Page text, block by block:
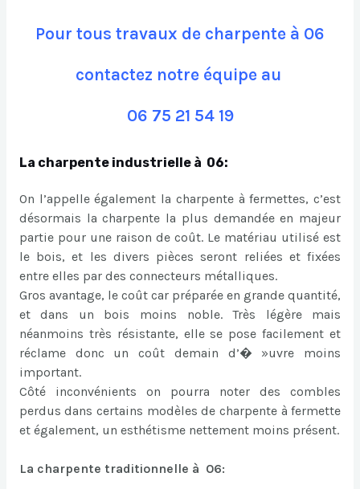
Pour tous travaux de charpente à 06
contactez notre équipe au
06 75 21 54 19
La charpente industrielle à 06:
On l’appelle également la charpente à fermettes, c’est
désormais la charpente la plus demandée en majeur
partie pour une raison de coût. Le matériau utilisé est
le bois, et les divers pièces seront reliées et fixées
entre elles par des connecteurs métalliques.
Gros avantage, le coût car préparée en grande quantité,
et dans un bois moins noble. Très légère mais
néanmoins très résistante, elle se pose facilement et
réclame donc un coût demain d’� »uvre moins
important.
Côté inconvénients on pourra noter des combles
perdus dans certains modèles de charpente à fermette
et également, un esthétisme nettement moins présent.
La charpente traditionnelle à 06: